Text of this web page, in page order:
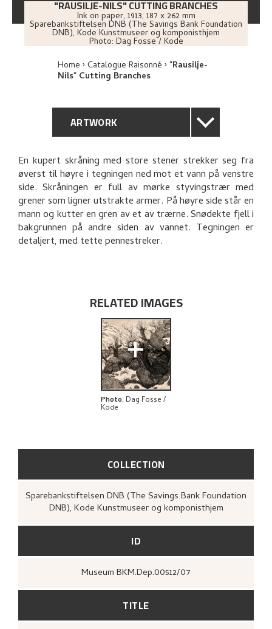
"RAUSILJE-NILS" CUTTING BRANCHES
Ink on paper, 1913, 187 x 262 mm
Sparebankstiftelsen DNB (The Savings Bank Foundation
DNB), Kode Kunstmuseer og komponisthjem
Photo: Dag Fosse / Kode
Home Catalogue Raisonné "Rausilje-
Nils" Cutting Branches
ARTWORK
GENERAL DESCRIPTION
TECHNICAL DESCRIPTION
PROVENANCE
EXHIBITION HISTORY
RELATED ARTWORKS
EXPLORE
COLLECTION
Sparebankstiftelsen DNB (The Savings Bank Foundation
DNB), Kode Kunstmuseer og komponisthjem
ID
Museum BKM.Dep.00512/07
TITLE
En kupert skråning med store stener strekker seg fra
øverst til høyre i tegningen ned mot et vann på venstre
side. Skråningen er full av mørke styvingstrær med
grener som ligner utstrakte armer. På høyre side står en
mann og kutter en gren av et av trærne. Snødekte fjell i
bakgrunnen på andre siden av vannet. Tegningen er
detaljert, med tette pennestreker.
RELATED IMAGES
+
Photo: Dag Fosse /
Kode